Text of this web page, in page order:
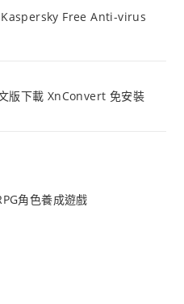
Kaspersky Free Anti-virus
版下載 XnConvert 免安裝
角色養成遊戲